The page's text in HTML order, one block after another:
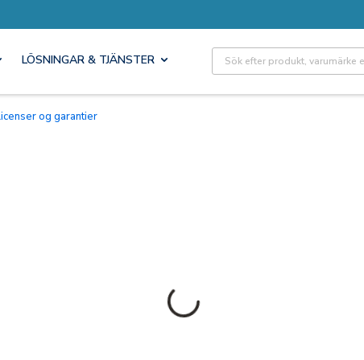
LÖSNINGAR & TJÄNSTER Site Search
Licenser og garantier